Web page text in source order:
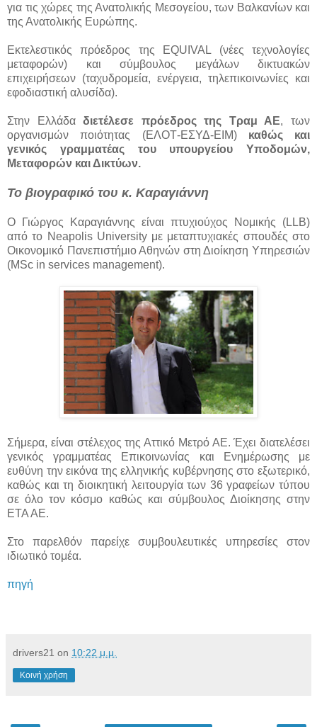
για τις χώρες της Ανατολικής Μεσογείου, των Βαλκανίων και
της Ανατολικής Ευρώπης.
Εκτελεστικός πρόεδρος της EQUIVAL (νέες τεχνολογίες
μεταφορών) και σύμβουλος μεγάλων δικτυακών
επιχειρήσεων (ταχυδρομεία, ενέργεια, τηλεπικοινωνίες και
εφοδιαστική αλυσίδα).
Στην Ελλάδαδιετέλεσε πρόεδρος της Τραμ ΑΕ, των
οργανισμών ποιότητας (ΕΛΟΤ-ΕΣΥΔ-ΕΙΜ) καθώς και
γενικός γραμματέας του υπουργείου Υποδομών,
Μεταφορών και Δικτύων.
Το βιογραφικό του κ. Καραγιάννη
Ο Γιώργος Καραγιάννης είναι πτυχιούχος Νομικής (LLB)
από το Neapolis University με μεταπτυχιακές σπουδές στο
Οικονομικό Πανεπιστήμιο Αθηνών στη Διοίκηση Υπηρεσιών
(MSc in services management).
Σήμερα, είναι στέλεχος της Αττικό Μετρό ΑΕ. Έχει διατελέσει
γενικός γραμματέας Επικοινωνίας και Ενημέρωσης με
ευθύνη την εικόνα της ελληνικής κυβέρνησης στο εξωτερικό,
καθώς και τη διοικητική λειτουργία των 36 γραφείων τύπου
σε όλο τον κόσμο καθώς και σύμβουλος Διοίκησης στην
ΕΤΑ ΑΕ.
Στο παρελθόν παρείχε συμβουλευτικές υπηρεσίες στον
ιδιωτικό τομέα.
πηγή
drivers21 on 10:22 μ.μ.
Κοινή χρήση